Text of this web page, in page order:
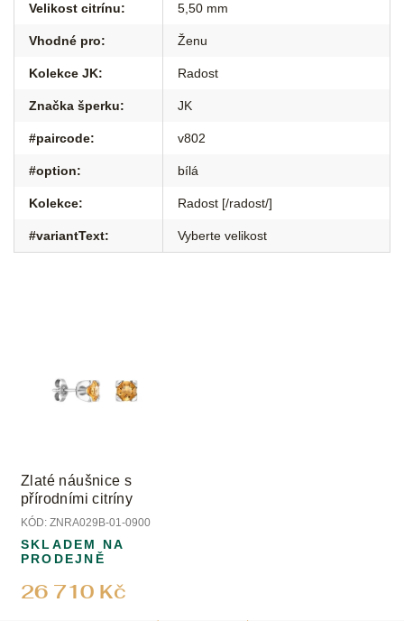
Velikost citrínu: 5,50 mm
Vhodné pro: Ženu
Kolekce JK: Radost
Značka šperku: JK
#paircode: v802
#option: bílá
Kolekce: Radost [/radost/]
#variantText: Vyberte velikost
Zlaté náušnice s
přírodními citríny
KÓD: ZNRA029B-01-0900
26 710 Kč
SKLADEM NA
PRODEJNĚ